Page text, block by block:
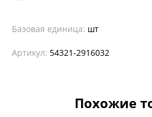
Базовая единица: шт
Артикул: 54321-2916032
Похожие